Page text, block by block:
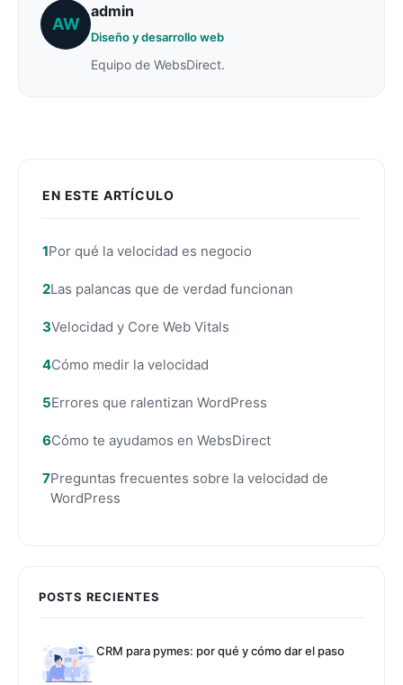
EN ESTE ARTÍCULO
Por qué la velocidad es negocio
Las palancas que de verdad funcionan
Velocidad y Core Web Vitals
Cómo medir la velocidad
Errores que ralentizan WordPress
Cómo te ayudamos en WebsDirect
Preguntas frecuentes sobre la velocidad de
WordPress
POSTS RECIENTES
CRM para pymes: por qué y cómo dar el paso
AW
admin
Diseño y desarrollo web
Equipo de WebsDirect.